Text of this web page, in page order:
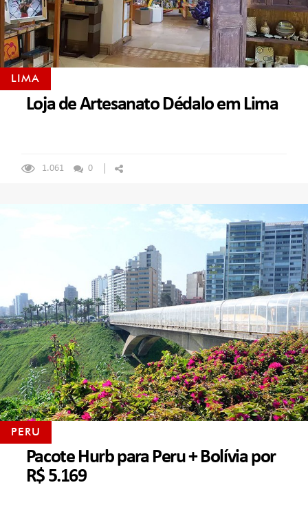
LIMA
Loja de Artesanato Dédalo em Lima
1.061 0
PERU
Pacote Hurb para Peru + Bolívia por
R$ 5.169